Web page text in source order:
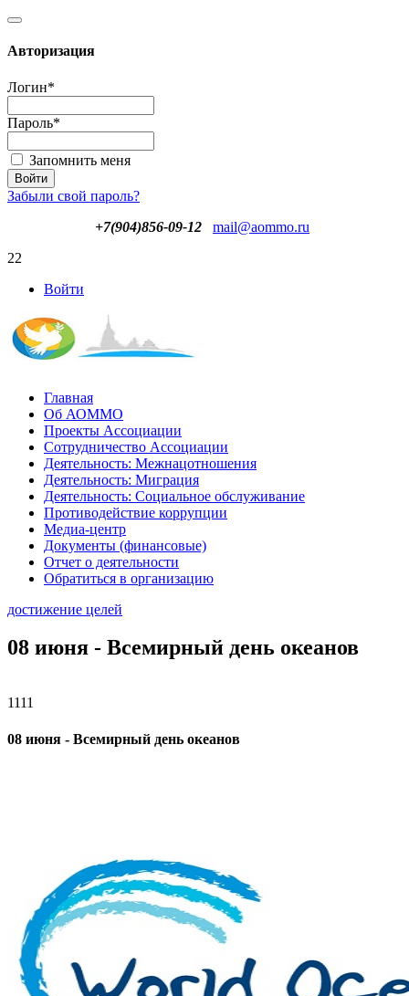
Авторизация
Логин*
Пароль*
Запомнить меня
Забыли свой пароль?
+7(904)856-09-12
mail@aommo.ru
22
Войти
Главная
Об АОММО
Проекты Ассоциации
Сотрудничество Ассоциации
Деятельность: Межнацотношения
Деятельность: Миграция
Деятельность: Социальное обслуживание
Противодействие коррупции
Медиа-центр
Документы (финансовые)
Отчет о деятельности
Обратиться в организацию
достижение целей
08 июня - Всемирный день океанов
1111
08 июня - Всемирный день океанов